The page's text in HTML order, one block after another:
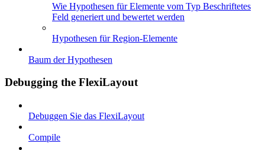
Wie Hypothesen für Elemente vom Typ Beschriftetes
Feld generiert und bewertet werden
Hypothesen für Region-Elemente
Baum der Hypothesen
Debugging the FlexiLayout
Debuggen Sie das FlexiLayout
Compile